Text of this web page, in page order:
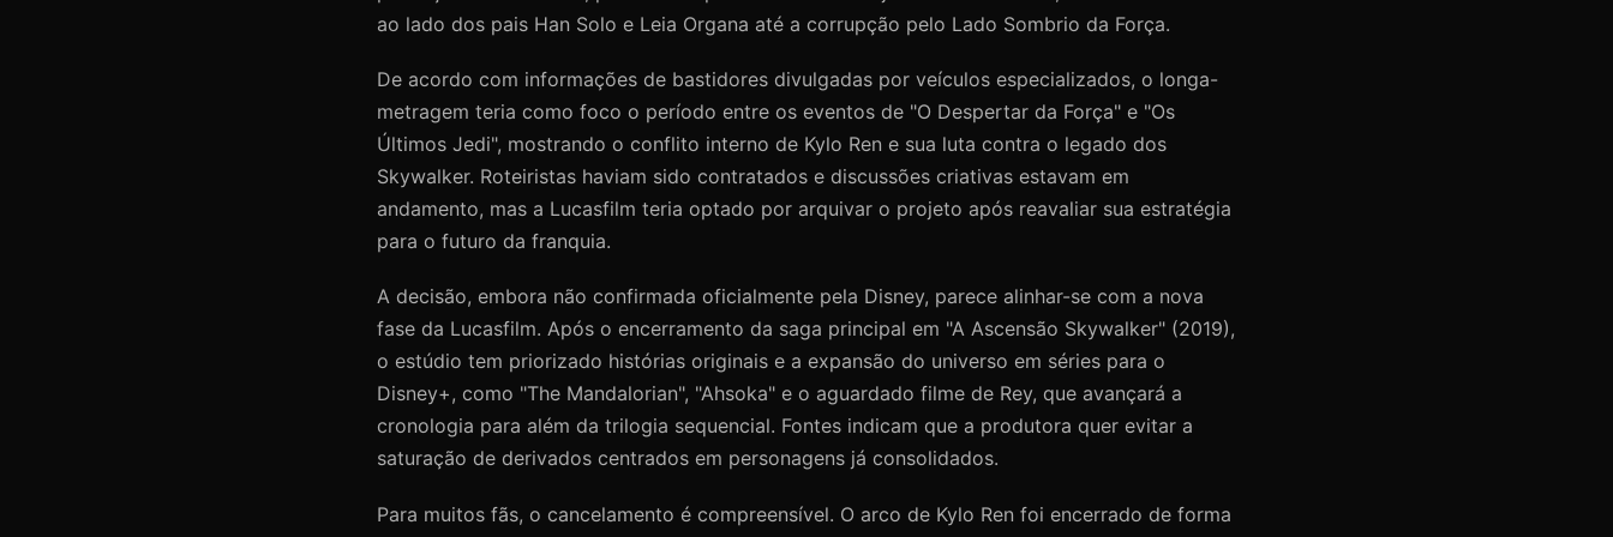
ao lado dos pais Han Solo e Leia Organa até a corrupção pelo Lado Sombrio da Força.
De acordo com informações de bastidores divulgadas por veículos especializados, o longa-
metragem teria como foco o período entre os eventos de "O Despertar da Força" e "Os
Últimos Jedi", mostrando o conflito interno de Kylo Ren e sua luta contra o legado dos
Skywalker. Roteiristas haviam sido contratados e discussões criativas estavam em
andamento, mas a Lucasfilm teria optado por arquivar o projeto após reavaliar sua estratégia
para o futuro da franquia.
A decisão, embora não confirmada oficialmente pela Disney, parece alinhar-se com a nova
fase da Lucasfilm. Após o encerramento da saga principal em "A Ascensão Skywalker" (2019),
o estúdio tem priorizado histórias originais e a expansão do universo em séries para o
Disney+, como "The Mandalorian", "Ahsoka" e o aguardado filme de Rey, que avançará a
cronologia para além da trilogia sequencial. Fontes indicam que a produtora quer evitar a
saturação de derivados centrados em personagens já consolidados.
Para muitos fãs, o cancelamento é compreensível. O arco de Kylo Ren foi encerrado de forma